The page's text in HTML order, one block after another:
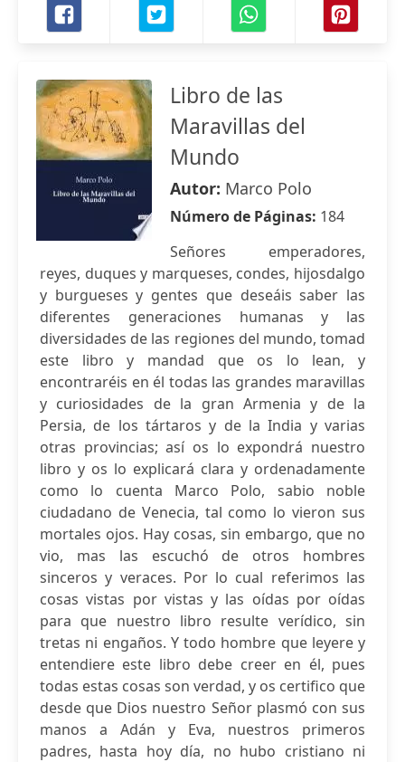
Libro de las
Maravillas del
Mundo
Autor: Marco Polo
Número de Páginas: 184
Señores emperadores,
reyes, duques y marqueses, condes, hijosdalgo
y burgueses y gentes que deseáis saber las
diferentes generaciones humanas y las
diversidades de las regiones del mundo, tomad
este libro y mandad que os lo lean, y
encontraréis en él todas las grandes maravillas
y curiosidades de la gran Armenia y de la
Persia, de los tártaros y de la India y varias
otras provincias; así os lo expondrá nuestro
libro y os lo explicará clara y ordenadamente
como lo cuenta Marco Polo, sabio noble
ciudadano de Venecia, tal como lo vieron sus
mortales ojos. Hay cosas, sin embargo, que no
vio, mas las escuchó de otros hombres
sinceros y veraces. Por lo cual referimos las
cosas vistas por vistas y las oídas por oídas
para que nuestro libro resulte verídico, sin
tretas ni engaños. Y todo hombre que leyere y
entendiere este libro debe creer en él, pues
todas estas cosas son verdad, y os certifico que
desde que Dios nuestro Señor plasmó con sus
manos a Adán y Eva, nuestros primeros
padres, hasta hoy día, no hubo cristiano ni